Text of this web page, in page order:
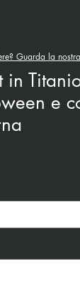
in
e
Guarda la